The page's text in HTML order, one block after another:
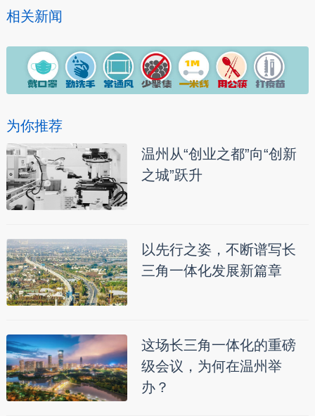
相关新闻
为你推荐
温州从“创业之都”向“创新
之城”跃升
以先行之姿，不断谱写长
三角一体化发展新篇章
这场长三角一体化的重磅
级会议，为何在温州举
办？